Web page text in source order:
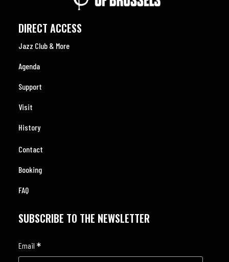
DIRECT ACCESS
Jazz Club & More
Agenda
Support
Visit
History
Contact
Booking
FAQ
SUBSCRIBE TO THE NEWSLETTER
Email *